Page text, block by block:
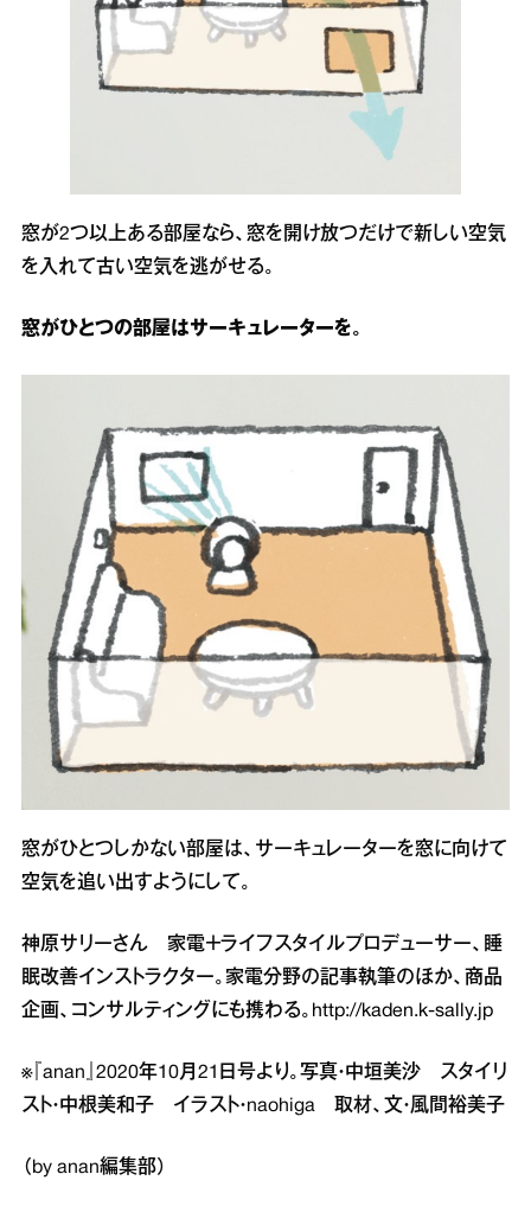
窓が2つ以上ある部屋なら、窓を開け放つだけで新しい空気
を入れて古い空気を逃がせる。
窓がひとつの部屋はサーキュレーターを。
窓がひとつしかない部屋は、サーキュレーターを窓に向けて
空気を追い出すようにして。
神原サリーさん 家電＋ライフスタイルプロデューサー、睡
眠改善インストラクター。家電分野の記事執筆のほか、商品
企画、コンサルティングにも携わる。 http://kaden.k-sally.jp
※『anan』2020年10月21日号より。写真・中垣美沙 スタイリ
スト・中根美和子 イラスト・naohiga 取材、文・風間裕美子
（by anan編集部）